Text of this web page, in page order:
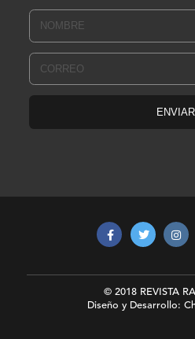
© 2018 REVISTA
Diseño y Desarrollo: